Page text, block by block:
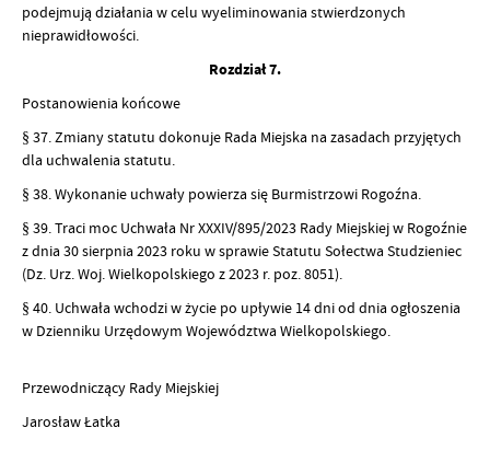
podejmują działania w celu wyeliminowania stwierdzonych
nieprawidłowości.
Rozdział 7.
Postanowienia końcowe
§ 37. Zmiany statutu dokonuje Rada Miejska na zasadach przyjętych
dla uchwalenia statutu.
§ 38. Wykonanie uchwały powierza się Burmistrzowi Rogoźna.
§ 39. Traci moc Uchwała Nr XXXIV/895/2023 Rady Miejskiej w Rogoźnie
z dnia 30 sierpnia 2023 roku w sprawie Statutu Sołectwa Studzieniec
(Dz. Urz. Woj. Wielkopolskiego z 2023 r. poz. 8051).
§ 40. Uchwała wchodzi w życie po upływie 14 dni od dnia ogłoszenia
w Dzienniku Urzędowym Województwa Wielkopolskiego.
Przewodniczący Rady Miejskiej
Jarosław Łatka